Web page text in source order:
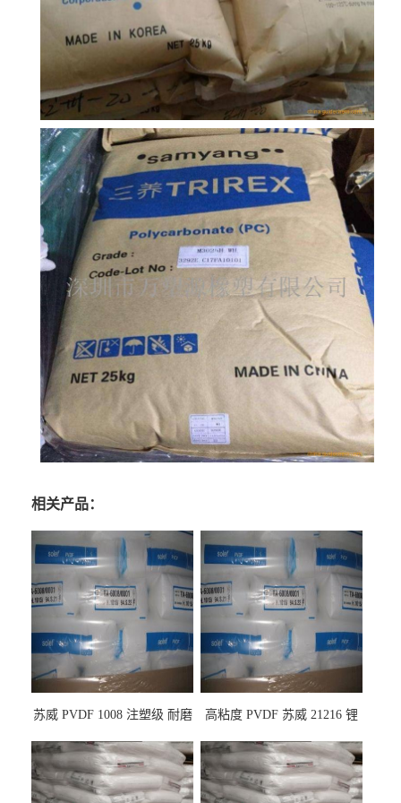
相关产品：
苏威 PVDF 1008 注塑级 耐磨
龙
高粘度 PVDF 苏威 21216 锂